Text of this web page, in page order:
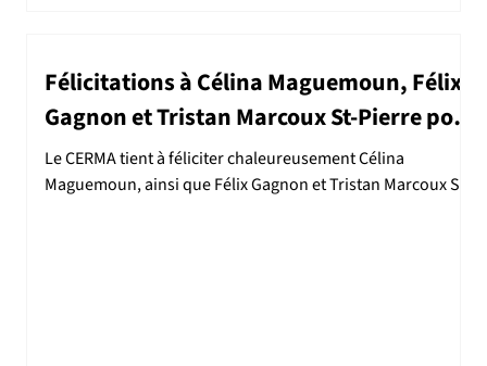
le milieu académique et industriel, à stimuler la création de
nouvelles collabor
Félicitations à Célina Maguemoun, Félix
Gagnon et Tristan Marcoux St-Pierre pour
l’obtention de la bourse collaborative du
CERMA
Le CERMA tient à féliciter chaleureusement Célina
Maguemoun, ainsi que Félix Gagnon et Tristan Marcoux St-